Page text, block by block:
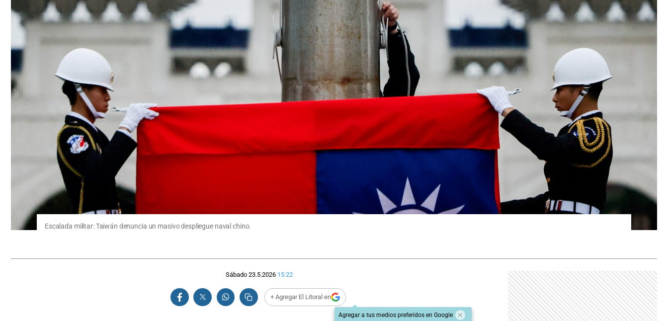
Escalada militar: Taiwán denuncia un masivo despliegue naval chino.
Sábado 23.5.2026 15:22
+ Agregar El Litoral en
Agregar a tus medios preferidos en Google